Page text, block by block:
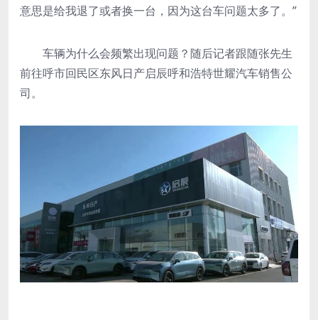
意思是给我退了或者换一台，因为这台车问题太多了。”
车辆为什么会频繁出现问题？随后记者跟随张先生
前往呼市回民区东风日产启辰呼和浩特世耀汽车销售公
司。